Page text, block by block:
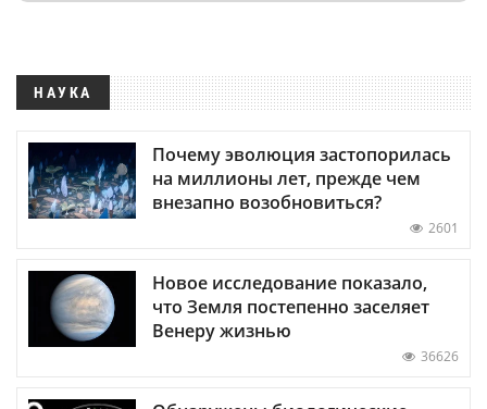
НАУКА
Почему эволюция застопорилась
на миллионы лет, прежде чем
внезапно возобновиться?
2601
Новое исследование показало,
что Земля постепенно заселяет
Венеру жизнью
36626